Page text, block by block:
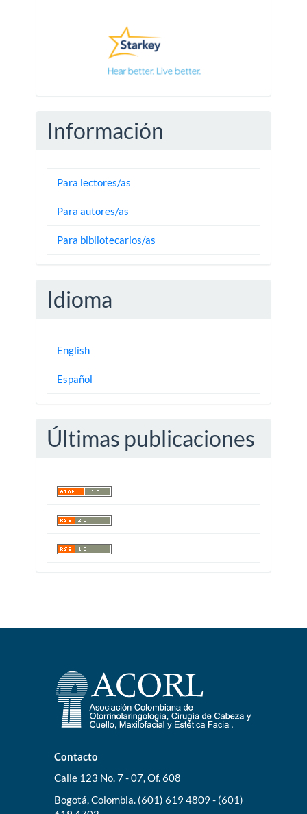
Información
Para lectores/as
Para autores/as
Para bibliotecarios/as
Idioma
English
Español
Últimas publicaciones
Contacto
Calle 123 No. 7 - 07, Of. 608
Bogotá, Colombia. (601) 619 4809 - (601)